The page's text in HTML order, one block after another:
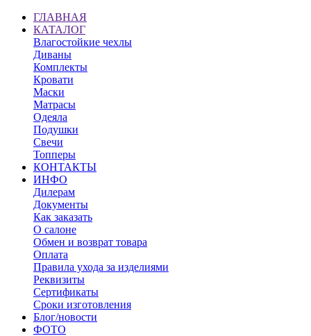
ГЛАВНАЯ
КАТАЛОГ
Влагостойкие чехлы
Диваны
Комплекты
Кровати
Маски
Матрасы
Одеяла
Подушки
Свечи
Топперы
КОНТАКТЫ
ИНФО
Дилерам
Документы
Как заказать
О салоне
Обмен и возврат товара
Оплата
Правила ухода за изделиями
Реквизиты
Сертификаты
Сроки изготовления
Блог/новости
ФОТО